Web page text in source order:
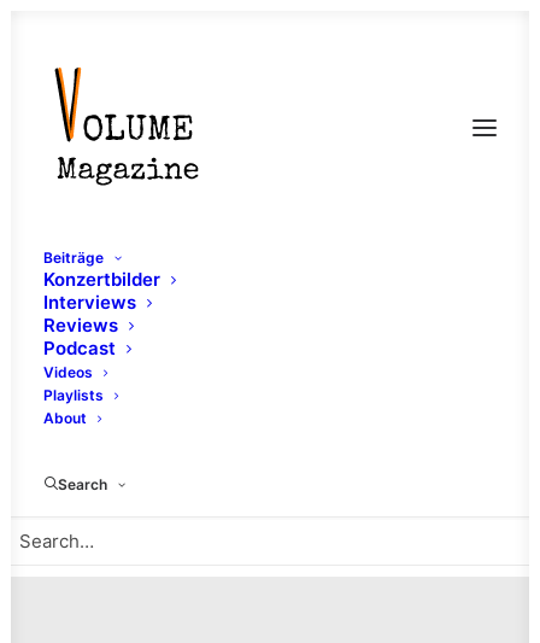
Beiträge
Konzertbilder
Interviews
Reviews
Podcast
Videos
Playlists
About
Search